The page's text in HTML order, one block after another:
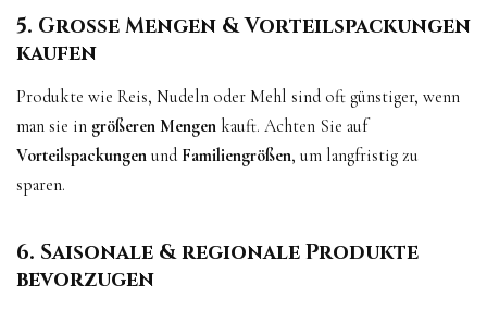
5. Große Mengen & Vorteilspackungen
kaufen
Produkte wie Reis, Nudeln oder Mehl sind oft günstiger, wenn
man sie in größeren Mengen kauft. Achten Sie auf
Vorteilspackungen und Familiengrößen, um langfristig zu
sparen.
6. Saisonale & regionale Produkte
bevorzugen